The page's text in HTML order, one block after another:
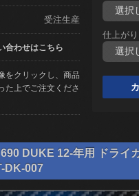
受注生産
合わせはこちら
をクリックし、商品
た上でご注文くださ
仕上がり
DUKE 12-年用 ドライ
DK-007